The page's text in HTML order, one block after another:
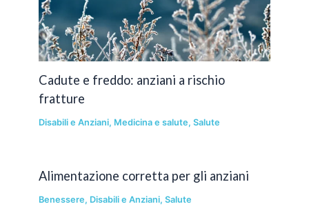
Cadute e freddo: anziani a rischio
fratture
Disabili e Anziani, Medicina e salute,Salute
Alimentazione corretta per gli anziani
Benessere, Disabili e Anziani,Salute